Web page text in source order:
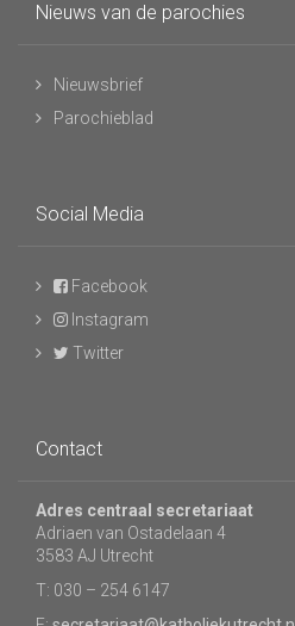
Nieuws van de parochies
Nieuwsbrief
Parochieblad
Social Media
Facebook
Instagram
Twitter
Contact
Adres centraal secretariaat
Adriaen van Ostadelaan 4
3583 AJ Utrecht
T: 030 – 254 6147